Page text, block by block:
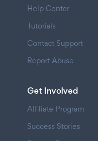
Help Center
Tutorials
Contact Support
Report Abuse
Get Involved
Affiliate Program
Success Stories